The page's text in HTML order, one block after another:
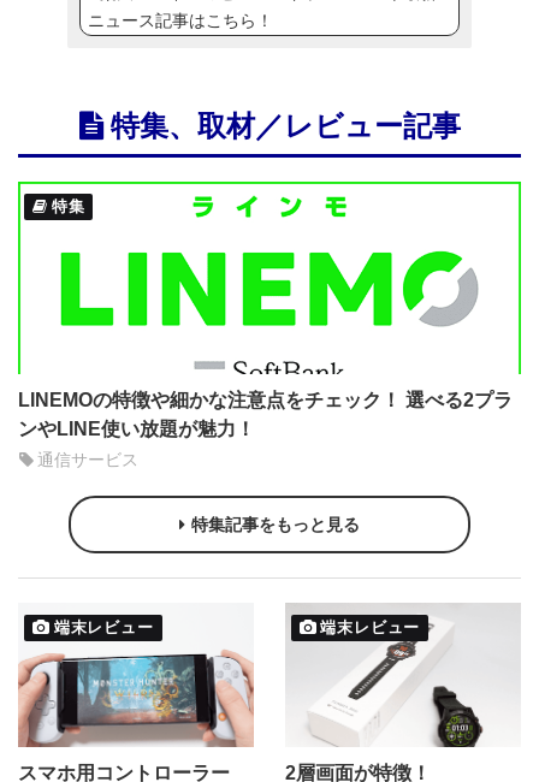
ニュース記事はこちら！
特集、取材／レビュー記事
特集
LINEMOの特徴や細かな注意点をチェック！ 選べる2プラ
ンやLINE使い放題が魅力！
通信サービス
特集記事をもっと見る
端末レビュー
スマホ用コントローラー
端末レビュー
2層画面が特徴！